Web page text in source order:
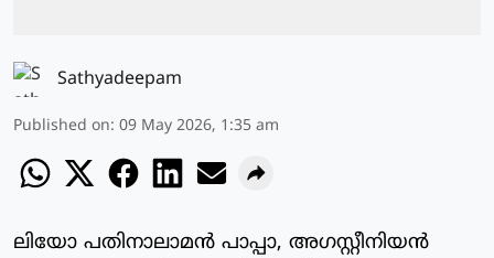
Sathyadeepam
Published on: 09 May 2026, 1:35 am
ലിയോ പതിനാലാമന്‍ പാപ്പാ, അഗസ്റ്റീനിയന്‍